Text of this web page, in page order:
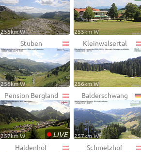
255km W 255km W
Stuben
256km W
Kleinwalsertal
256km W
Pension Bergland
•LIVE
257km W
Balderschwang
257km W
Haldenhof Schmelzhof